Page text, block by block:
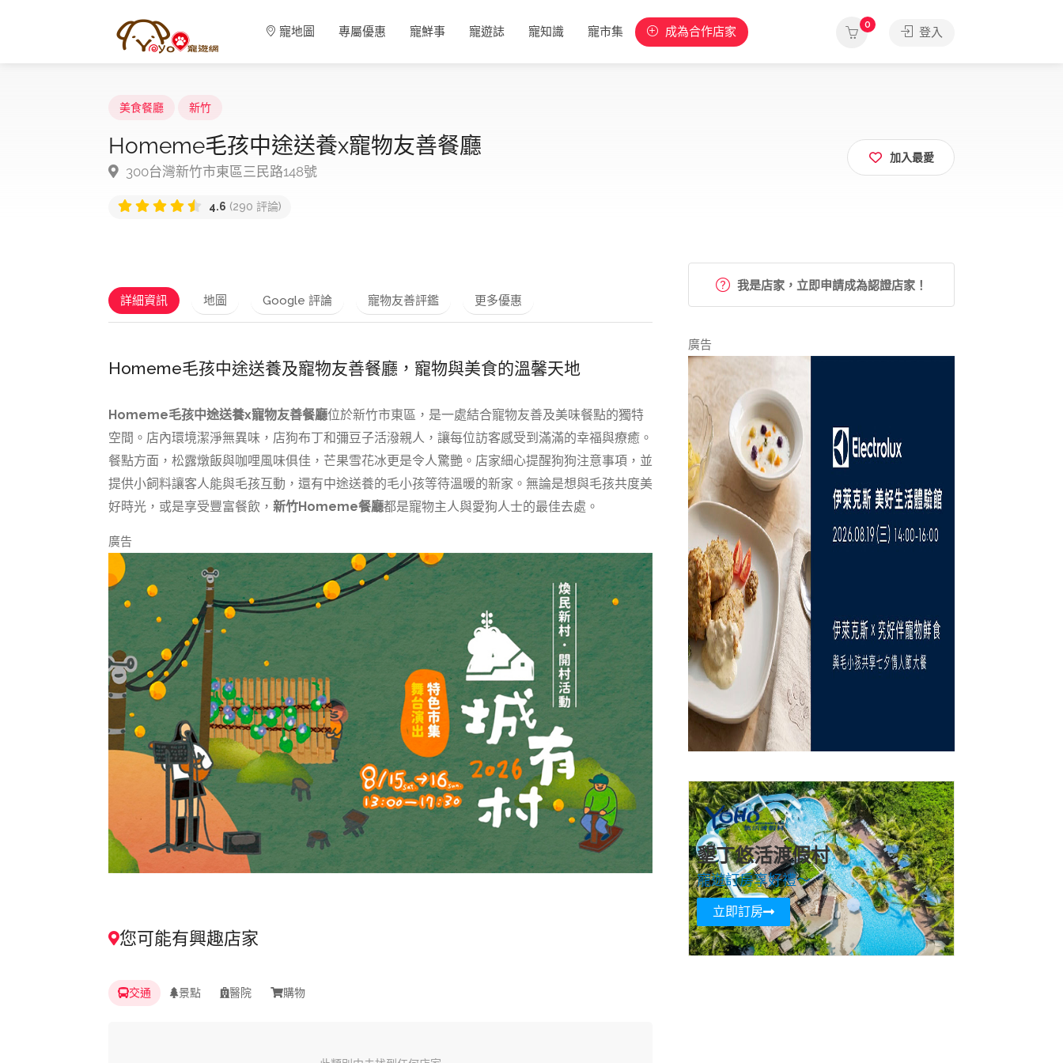
寵地圖 專屬優惠 寵鮮事 寵遊誌 寵知識 寵市集 成為合作店家 0
登入
美食餐廳 新竹
Homeme毛孩中途送養x寵物友善餐廳
300台灣新竹市東區三民路148號
4.6 (290 評論)
加入最愛
詳細資訊 地圖 Google 評論 寵物友善評鑑 更多優惠
Homeme毛孩中途送養及寵物友善餐廳，寵物與美食的溫馨天地
Homeme毛孩中途送養x寵物友善餐廳位於新竹市東區，是一處結合寵物友善及美味餐點的獨特
空間。店內環境潔淨無異味，店狗布丁和彌豆子活潑親人，讓每位訪客感受到滿滿的幸福與療癒。
餐點方面，松露燉飯與咖哩風味俱佳，芒果雪花冰更是令人驚艷。店家細心提醒狗狗注意事項，並
提供小飼料讓客人能與毛孩互動，還有中途送養的毛小孩等待溫暖的新家。無論是想與毛孩共度美
好時光，或是享受豐富餐飲， 新竹Homeme餐廳都是寵物主人與愛狗人士的最佳去處。
廣告
您可能有興趣店家
交通 景點 醫院 購物
我是店家，立即申請成為認證店家！
廣告
墾丁悠活渡假村
寵遊訂房享好禮～
立即訂房